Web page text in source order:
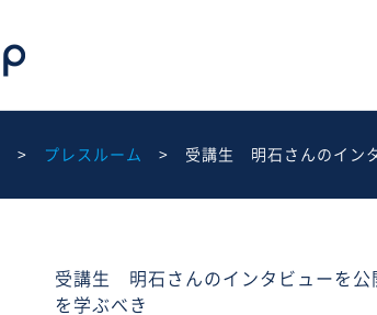
プレスルーム 受講生 明石さんのイン
受講生 明石さんのインタビューを
を学ぶべき